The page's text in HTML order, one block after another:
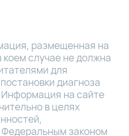
размещенная на
случае не должна
для
диагноза
на сайте
в целях
законом